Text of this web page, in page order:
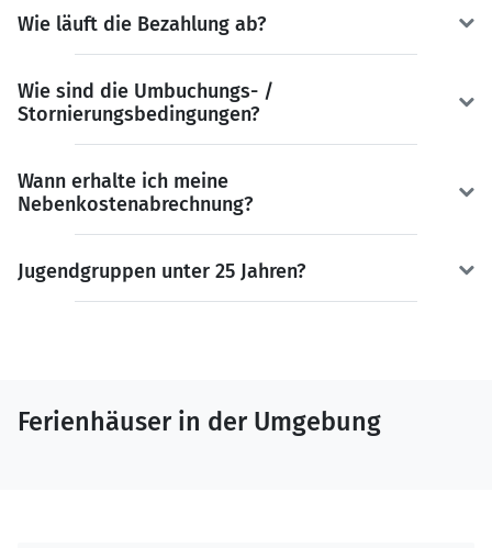
Wie läuft die Bezahlung ab?
Wie sind die Umbuchungs- /
Stornierungsbedingungen?
Wann erhalte ich meine
Nebenkostenabrechnung?
Jugendgruppen unter 25 Jahren?
Ferienhäuser in der Umgebung